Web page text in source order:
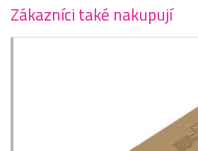
Zákazníci také nakupují